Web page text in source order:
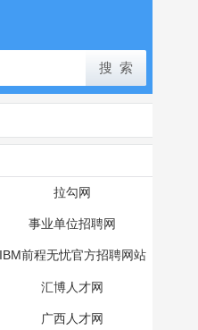
拉勾网
事业单位招聘网
IBM前程无忧官方招聘网站
汇博人才网
广西人才网